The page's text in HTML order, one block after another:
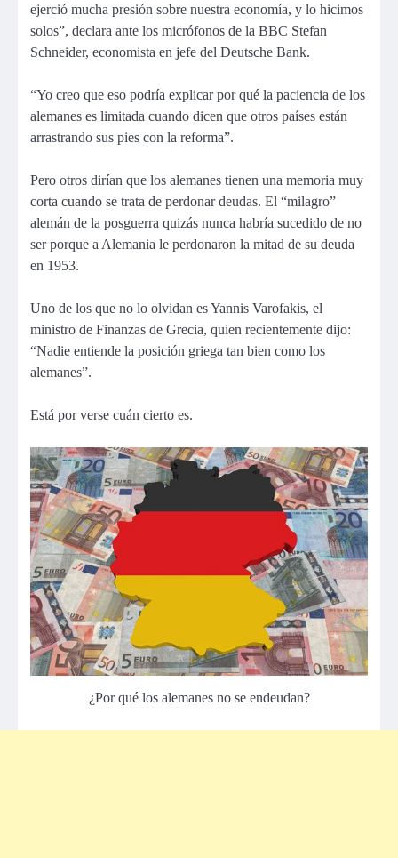
ejerció mucha presión sobre nuestra economía, y lo hicimos
solos”, declara ante los micrófonos de la BBC Stefan
Schneider, economista en jefe del Deutsche Bank.
“Yo creo que eso podría explicar por qué la paciencia de los
alemanes es limitada cuando dicen que otros países están
arrastrando sus pies con la reforma”.
Pero otros dirían que los alemanes tienen una memoria muy
corta cuando se trata de perdonar deudas. El “milagro”
alemán de la posguerra quizás nunca habría sucedido de no
ser porque a Alemania le perdonaron la mitad de su deuda
en 1953.
Uno de los que no lo olvidan es Yannis Varofakis, el
ministro de Finanzas de Grecia, quien recientemente dijo:
“Nadie entiende la posición griega tan bien como los
alemanes”.
Está por verse cuán cierto es.
¿Por qué los alemanes no se endeudan?